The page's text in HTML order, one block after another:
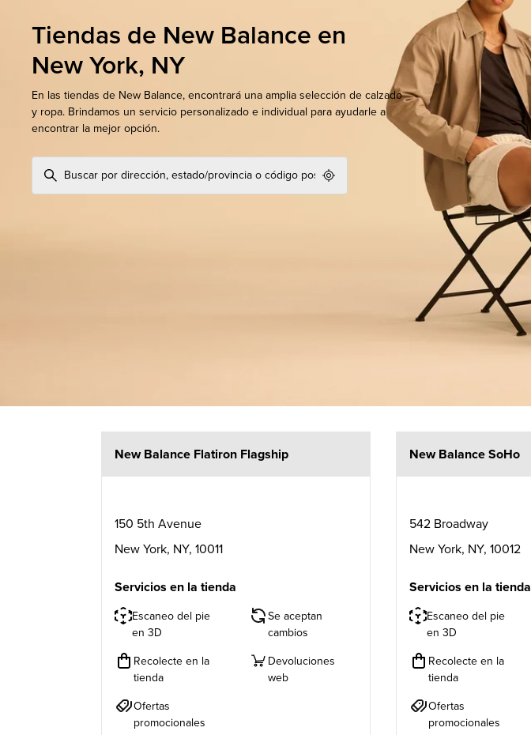
Tiendas de New Balance en
New York, NY
En las tiendas de New Balance, encontrará una amplia selección de calzado
y ropa. Brindamos un servicio personalizado e individual para ayudarle a
encontrar la mejor opción.
Geolocate.
New Balance Flatiron Flagship
150 5th Avenue
New York, NY, 10011
Servicios en la tienda
Escaneo del pie
en 3D
Se aceptan
cambios
Recolecte en la
tienda
Devoluciones
web
Ofertas
promocionales
New Balance SoHo
542 Broadway
New York, NY, 10012
Servicios en la tienda
Escaneo del pie
en 3D
Recolecte en la
tienda
Ofertas
promocionales